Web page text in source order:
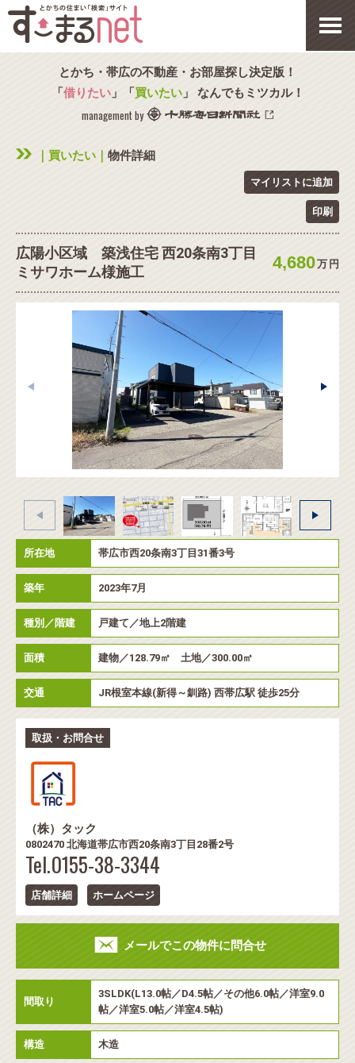
とかち・帯広の不動産・お部屋探し決定版！
「借りたい」「買いたい」 なんでもミツカル！
management by
｜買いたい｜ 物件詳細
マイリストに追加
印刷
広陽小区域 築浅住宅 西20条南3丁目
ミサワホーム様施工
4,680万 円
所在地 帯広市西20条南3丁目31番3号
築年 2023年7月
種別／階建 戸建て／地上2階建
面積 建物／128.79㎡ 土地／300.00㎡
交通 JR根室本線(新得～釧路) 西帯広駅 徒歩25分
取扱・お問合せ
（株）タック
0802470 北海道帯広市西20条南3丁目28番2号
Tel.0155-38-3344
店舗詳細 ホームページ
メールでこの物件に問合せ
間取り
3SLDK(L13.0帖／D4.5帖／その他6.0帖／洋室9.0
帖／洋室5.0帖／洋室4.5帖)
構造 木造